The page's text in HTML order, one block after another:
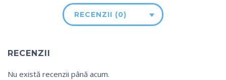
RECENZII (0)
RECENZII
Nu există recenzii până acum.